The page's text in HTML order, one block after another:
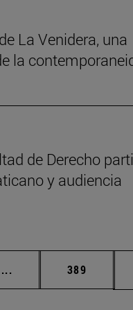
La Venidera, una
la
de Derecho
y audiencia
... Páginas intermedias
Página
389